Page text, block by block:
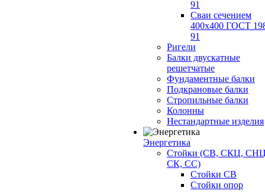
91
Сваи сечением
400х400 ГОСТ
91
Ригели
Балки двускатные
решетчатые
Фундаментные балки
Подкрановые балки
Стропильные балки
Колонны
Нестандартные изделия
Энергетика
Стойки (СВ, СКЦ,
СК, СС)
Стойки СВ
Стойки опор